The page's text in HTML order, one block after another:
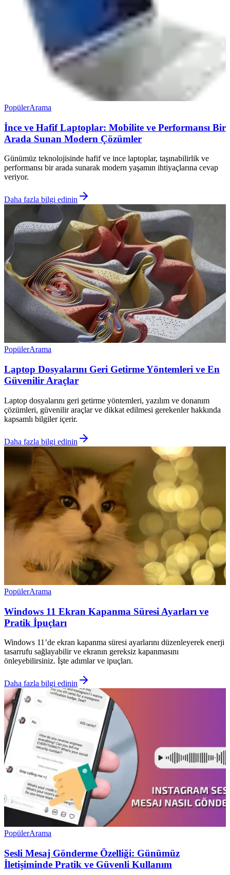
PopülerArama
İnce ve Hafif Laptoplar: Mobilite ve Performansı Bir
Arada Sunan Modern Çözümler
Günümüz teknolojisinde hafif ve ince laptoplar, taşınabilirlik ve
performansı bir arada sunarak modern yaşamın ihtiyaçlarına cevap
veriyor.
Daha fazla bilgi edinin
PopülerArama
Laptop Dosyalarını Geri Getirme Yöntemleri ve En
Güvenilir Araçlar
Laptop dosyalarını geri getirme yöntemleri, yazılım ve donanım
çözümleri, güvenilir araçlar ve dikkat edilmesi gerekenler hakkında
kapsamlı bilgiler içerir.
Daha fazla bilgi edinin
PopülerArama
Windows 11 Ekran Kapanma Süresi Ayarları ve
Pratik İpuçları
Windows 11’de ekran kapanma süresi ayarlarını düzenleyerek enerji
tasarrufu sağlayabilir ve ekranın gereksiz kapanmasını
önleyebilirsiniz. İşte adımlar ve ipuçları.
Daha fazla bilgi edinin
PopülerArama
Sesli Mesaj Gönderme Özelliği: Günümüz
İletişiminde Pratik ve Güvenli Kullanım